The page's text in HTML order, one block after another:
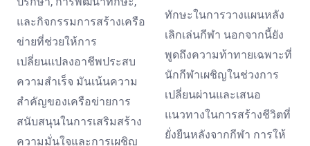
และกิจกรรมการสร้างเครือ
ข่ายที่ช่วยให้การ
เปลี่ยนแปลงอาชีพประสบ
ความสำเร็จ มันเน้นความ
สำคัญของเครือข่ายการ
สนับสนุนในการเสริมสร้าง
ความมั่นใจและการเผชิญ
ทักษะในการวางแผนหลัง
เลิกเล่นกีฬา นอกจากนี้ยัง
พูดถึงความท้าทายเฉพาะที่
นักกีฬาเผชิญในช่วงการ
เปลี่ยนผ่านและเสนอ
แนวทางในการสร้างชีวิตที่
ยั่งยืนหลังจากกีฬา การให้